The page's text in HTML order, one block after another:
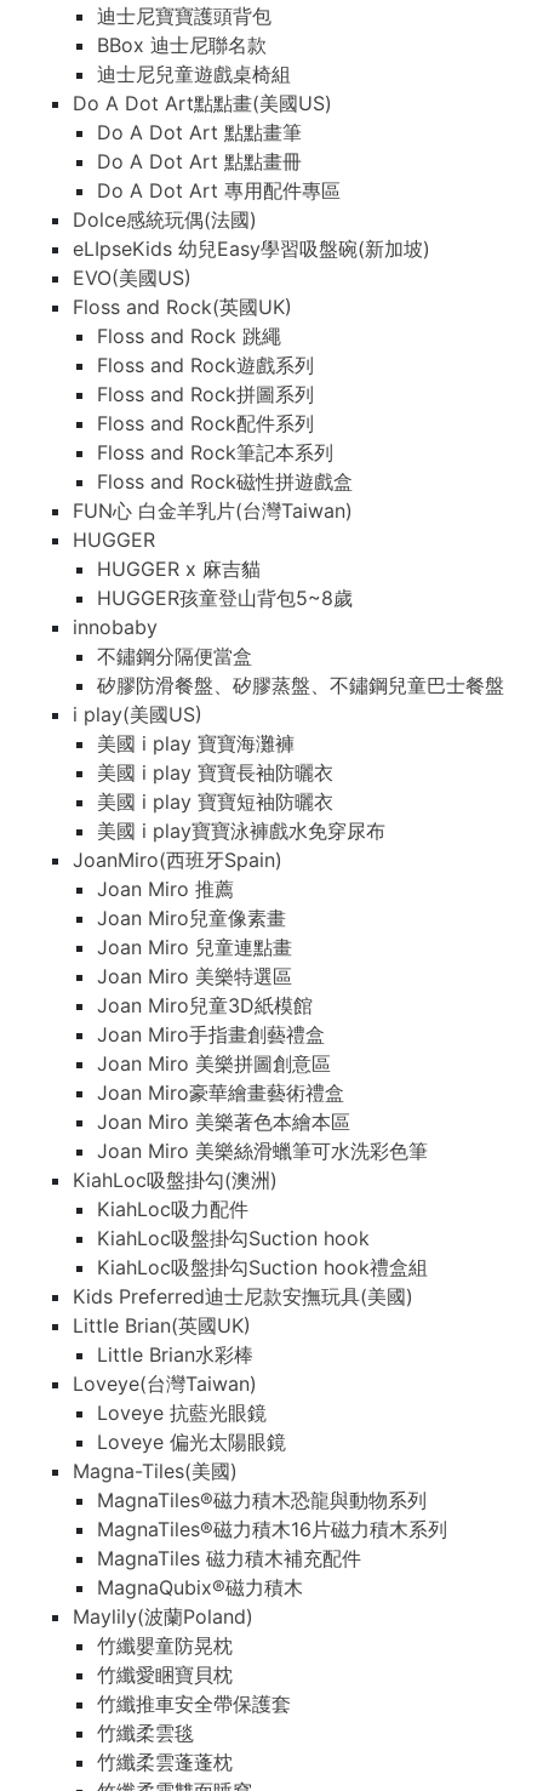
迪士尼寶寶護頭背包
BBox 迪士尼聯名款
迪士尼兒童遊戲桌椅組
Do A Dot Art點點畫(美國US)
Do A Dot Art 點點畫筆
Do A Dot Art 點點畫冊
Do A Dot Art 專用配件專區
Dolce感統玩偶(法國)
eLIpseKids 幼兒Easy學習吸盤碗(新加坡)
EVO(美國US)
Floss and Rock(英國UK)
Floss and Rock 跳繩
Floss and Rock遊戲系列
Floss and Rock拼圖系列
Floss and Rock配件系列
Floss and Rock筆記本系列
Floss and Rock磁性拼遊戲盒
FUN心 白金羊乳片(台灣Taiwan)
HUGGER
HUGGER x 麻吉貓
HUGGER孩童登山背包5~8歲
innobaby
不鏽鋼分隔便當盒
矽膠防滑餐盤、矽膠蒸盤、不鏽鋼兒童巴士餐盤
i play(美國US)
美國 i play 寶寶海灘褲
美國 i play 寶寶長袖防曬衣
美國 i play 寶寶短袖防曬衣
美國 i play寶寶泳褲戲水免穿尿布
JoanMiro(西班牙Spain)
Joan Miro 推薦
Joan Miro兒童像素畫
Joan Miro 兒童連點畫
Joan Miro 美樂特選區
Joan Miro兒童3D紙模館
Joan Miro手指畫創藝禮盒
Joan Miro 美樂拼圖創意區
Joan Miro豪華繪畫藝術禮盒
Joan Miro 美樂著色本繪本區
Joan Miro 美樂絲滑蠟筆可水洗彩色筆
KiahLoc吸盤掛勾(澳洲)
KiahLoc吸力配件
KiahLoc吸盤掛勾Suction hook
KiahLoc吸盤掛勾Suction hook禮盒組
Kids Preferred迪士尼款安撫玩具(美國)
Little Brian(英國UK)
Little Brian水彩棒
Loveye(台灣Taiwan)
Loveye 抗藍光眼鏡
Loveye 偏光太陽眼鏡
Magna-Tiles(美國)
MagnaTiles®磁力積木恐龍與動物系列
MagnaTiles®磁力積木16片磁力積木系列
MagnaTiles 磁力積木補充配件
MagnaQubix®磁力積木
Maylily(波蘭Poland)
竹纖嬰童防晃枕
竹纖愛睏寶貝枕
竹纖推車安全帶保護套
竹纖柔雲毯
竹纖柔雲蓬蓬枕